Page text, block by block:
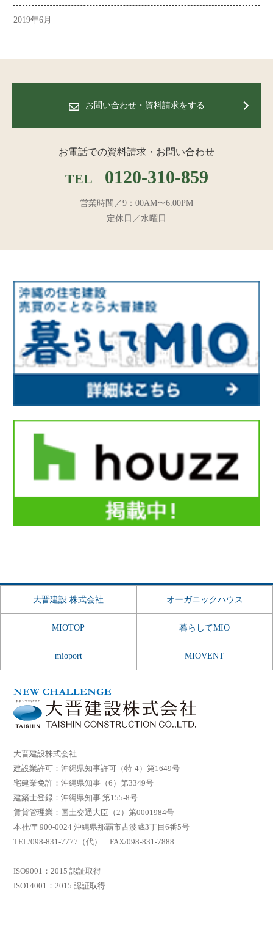
2019年6月
お問い合わせ・資料請求をする
お電話での資料請求・お問い合わせ
TEL 0120-310-859
営業時間／9：00AM〜6:00PM
定休日／水曜日
大晋建設 株式会社 オーガニックハウス
MIOTOP 暮らしてMIO
mioport MIOVENT
大晋建設株式会社
建設業許可：沖縄県知事許可（特-4）第1649号
宅建業免許：沖縄県知事（6）第3349号
建築士登録：沖縄県知事 第155-8号
賃貸管理業：国土交通大臣（2）第0001984号
本社/〒900-0024 沖縄県那覇市古波蔵3丁目6番5号
TEL/098-831-7777（代） FAX/098-831-7888
ISO9001：2015 認証取得
ISO14001：2015 認証取得